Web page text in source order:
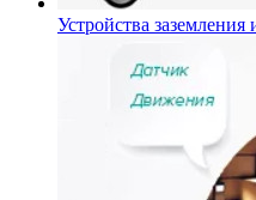
Устройства